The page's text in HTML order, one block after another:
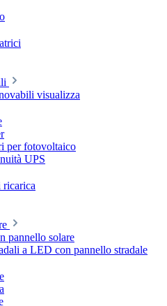
visualizza
per fotovoltaico
UPS
ricarica
pannello solare
a LED con pannello stradale